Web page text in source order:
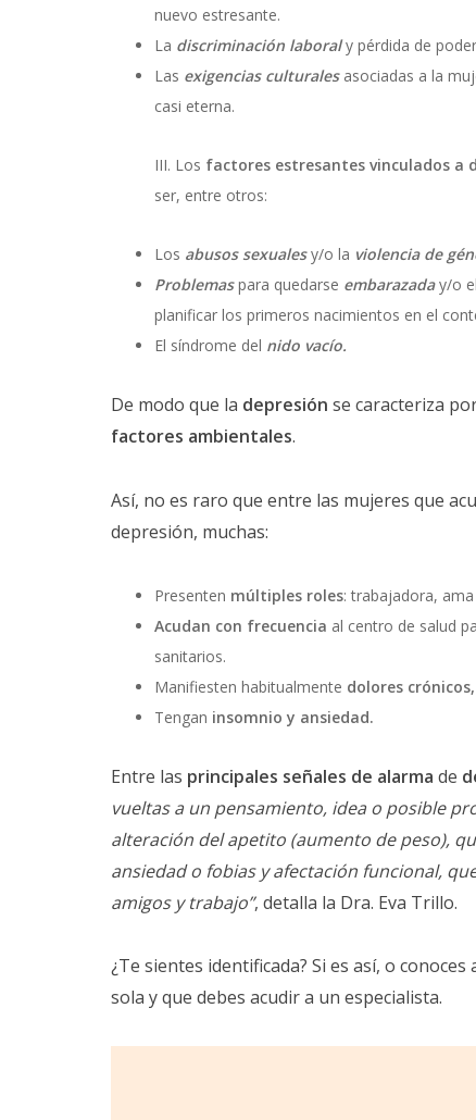
nuevo estresante.
La discriminación laboraly pérdida de
Las exigencias culturalesasociadas a la
casi eterna.
Los factores estresantes vinculados a
ser, entre otros:
Los abusos sexualesy/o la violencia de
Problemaspara quedarse embarazaday/o el
planificar los primeros nacimientos en el
El síndrome del nido vacío.
De modo que la depresión se caracteriza
factores ambientales.
Así, no es raro que entre las mujeres que
depresión, muchas:
Presenten múltiples roles: trabajadora,
Acudan con frecuencia al centro de salud
sanitarios.
Manifiesten habitualmente dolores crónicos,
Tengan insomnio y ansiedad.
Entre las principales señales de alarma de
vueltas a un pensamiento, idea o posible
alteración del apetito (aumento de peso),
ansiedad o fobias y afectación funcional,
amigos y trabajo”, detalla la Dra. Eva Trillo.
¿Te sientes identificada? Si es así, o
sola y que debes acudir a un especialista.